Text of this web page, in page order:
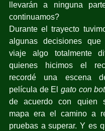
llevarán a ninguna
continuamos?
Durante el trayecto
algunas decisiones que
viaje algo totalmente
quienes hicimos el
recordé una escena
película de El gato con
de acuerdo con quien
mapa era el camino a
pruebas a superar. Y es